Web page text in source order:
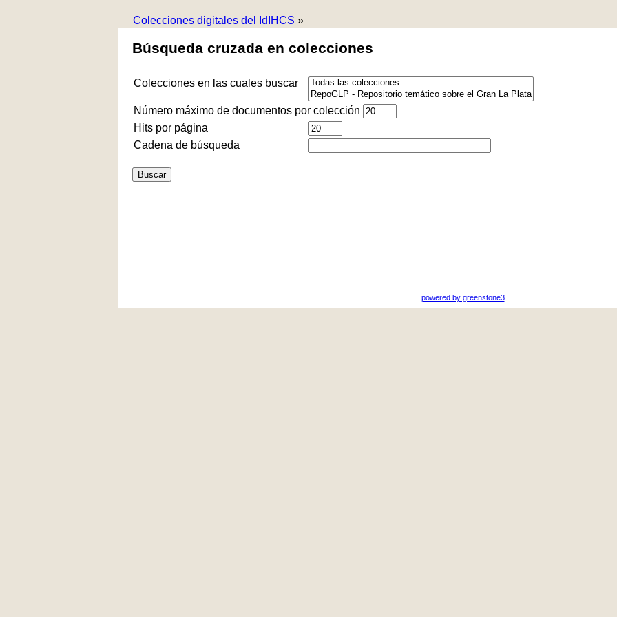
Colecciones digitales del IdIHCS »
Búsqueda cruzada en colecciones
Colecciones en las cuales buscar
Número máximo de documentos por colección
Hits por página
Cadena de búsqueda
powered by greenstone3